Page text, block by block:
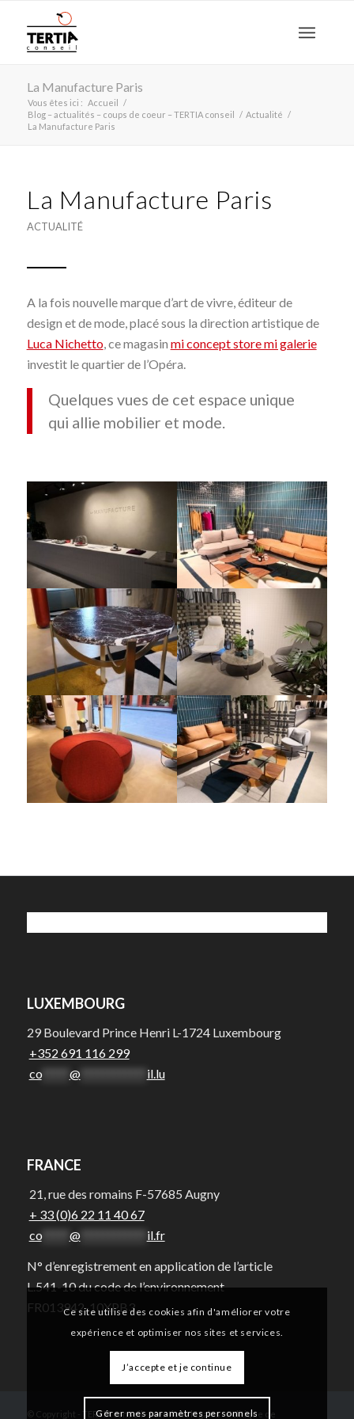
La Manufacture Paris
Vous êtes ici : Accueil /
Blog – actualités – coups de coeur – TERTIA conseil / Actualité /
La Manufacture Paris
La Manufacture Paris
ACTUALITÉ
A la fois nouvelle marque d’art de vivre, éditeur de
design et de mode, placé sous la direction artistique de
Luca Nichetto, ce magasin mi concept store mi galerie
investit le quartier de l’Opéra.
Quelques vues de cet espace unique
qui allie mobilier et mode.
LUXEMBOURG
29 Boulevard Prince Henri L-1724 Luxembourg
+352 691 116 299
co***** @************ il.lu
FRANCE
21, rue des romains F-57685 Augny
+ 33 (0)6 22 11 40 67
co***** @************ il.fr
N° d’enregistrement en application de l’article
L.541-10 du code de l’environnement
FR013942-10XPB3
© Copyright - TERTIA conseil -Mentions légales-Politique de
Ce site utilise des cookies afin d'améliorer votre
expérience et optimiser nos sites et services.
J’accepte et je continue
Gérer mes paramètres personnels